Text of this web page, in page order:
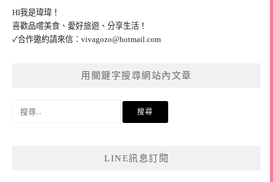
HI我是瑋瑋！
喜歡品嚐美食、愛好旅遊、分享生活！
✓合作邀約請來信： vivagozo@hotmail.com
用關鍵字搜尋網站內文章
LINE訊息訂閱